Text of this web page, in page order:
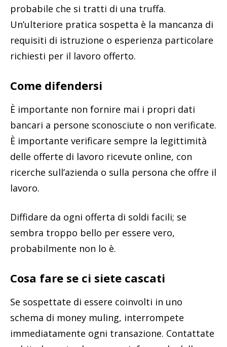
probabile che si tratti di una truffa.
Un’ulteriore pratica sospetta è la mancanza di
requisiti di istruzione o esperienza particolare
richiesti per il lavoro offerto.
Come difendersi
È importante non fornire mai i propri dati
bancari a persone sconosciute o non verificate.
È importante verificare sempre la legittimità
delle offerte di lavoro ricevute online, con
ricerche sull’azienda o sulla persona che offre il
lavoro.
Diffidare da ogni offerta di soldi facili; se
sembra troppo bello per essere vero,
probabilmente non lo è.
Cosa fare se ci siete cascati
Se sospettate di essere coinvolti in uno
schema di money muling, interrompete
immediatamente ogni transazione. Contattate